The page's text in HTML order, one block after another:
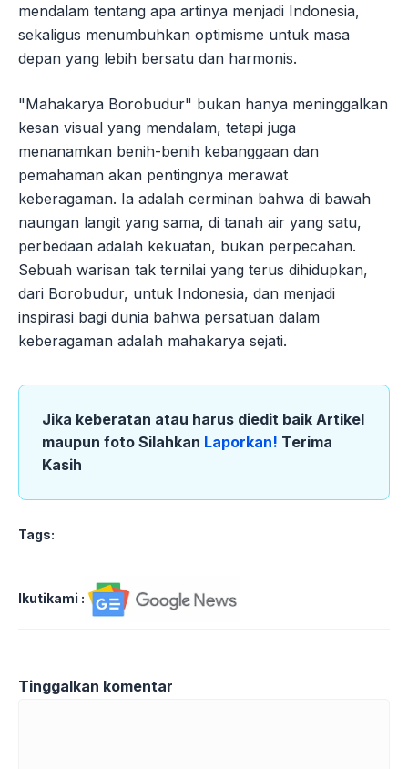
mendalam tentang apa artinya menjadi Indonesia,
sekaligus menumbuhkan optimisme untuk masa
depan yang lebih bersatu dan harmonis.
"Mahakarya Borobudur" bukan hanya meninggalkan
kesan visual yang mendalam, tetapi juga
menanamkan benih-benih kebanggaan dan
pemahaman akan pentingnya merawat
keberagaman. Ia adalah cerminan bahwa di bawah
naungan langit yang sama, di tanah air yang satu,
perbedaan adalah kekuatan, bukan perpecahan.
Sebuah warisan tak ternilai yang terus dihidupkan,
dari Borobudur, untuk Indonesia, dan menjadi
inspirasi bagi dunia bahwa persatuan dalam
keberagaman adalah mahakarya sejati.
Jika keberatan atau harus diedit baik Artikel
maupun foto Silahkan Laporkan! Terima
Kasih
Tags:
Ikutikami :
Tinggalkan komentar